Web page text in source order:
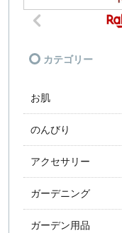
カテゴリー
お肌
のんびり
アクセサリー
ガーデニング
ガーデン用品